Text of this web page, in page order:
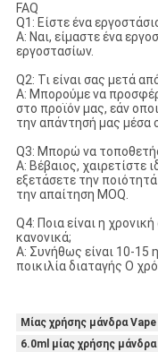
FAQ
Q1: Είστε ένα
Α: Ναι, είμαστε ένα
εργοστασίων.
Q2: Τι είναι σας μετά
Α: Μπορούμε να
στο προϊόν μας, εάν
την απάντησή μας μέσα
Q3: Μπορώ να
Α: Βέβαιος, χαιρετίστε
εξετάσετε την
την απαίτηση MOQ.
Q4: Ποια είναι η
κανονικά;
Α: Συνήθως είναι 10-15
ποικιλία διαταγής Ο
Μίας χρήσης μάνδρα
6.0ml μίας χρήσης